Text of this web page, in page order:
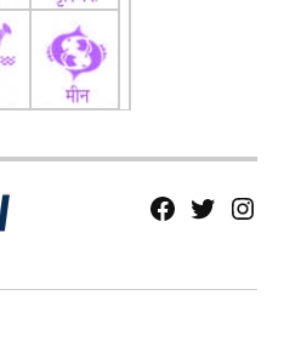
fb Tw tw